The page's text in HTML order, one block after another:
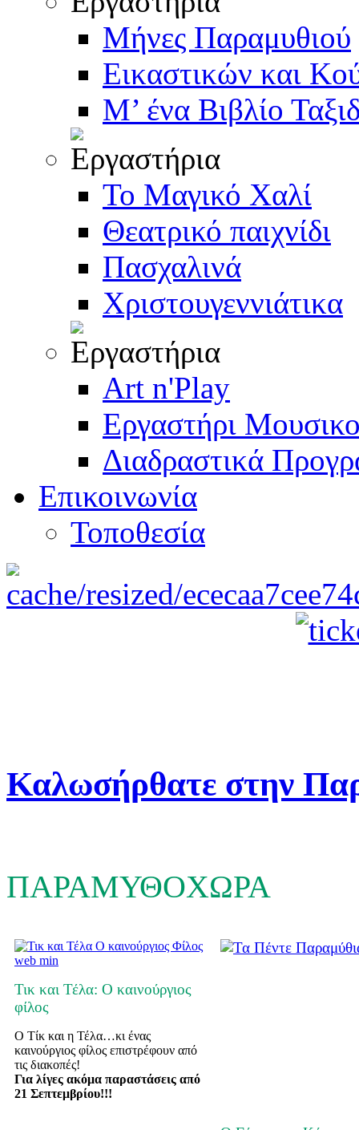
Μήνες Παραμυθιού
Εικαστικών και
Μ’ ένα Βιβλίο
Το Μαγικό Χαλί
Θεατρικό παιχνίδι
Πασχαλινά
Χριστουγεννιάτικα
Art n'Play
Εργαστήρι
Διαδραστικά
Επικοινωνία
Τοποθεσία
Καλωσήρθατε στην
ΠΑΡΑΜΥΘΟΧΩΡΑ
Τικ και Τέλα: Ο καινούργιος
φίλος
Ο Τίκ και η Τέλα…κι ένας
καινούργιος φίλος επιστρέφουν από
τις διακοπές!
Για λίγες ακόμα παραστάσεις από
21 Σεπτεμβρίου!!!